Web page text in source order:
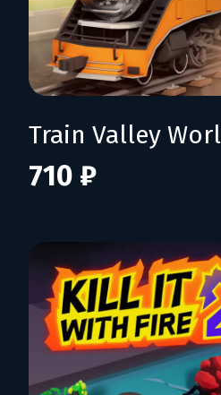
Train Valley
710 ₽